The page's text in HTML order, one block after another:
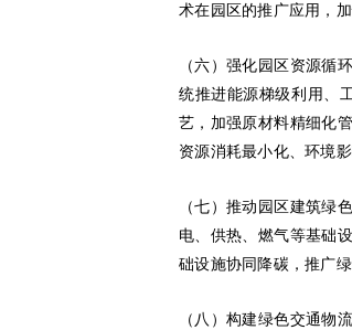
术在园区的推广应用，
（六）强化园区资源循
统推进能源梯级利用、
艺，加强原材料精细化
资源消耗最小化、环境影
（七）推动园区建筑绿
电、供热、燃气等基础
础设施协同降碳，推广
（八）构建绿色交通物